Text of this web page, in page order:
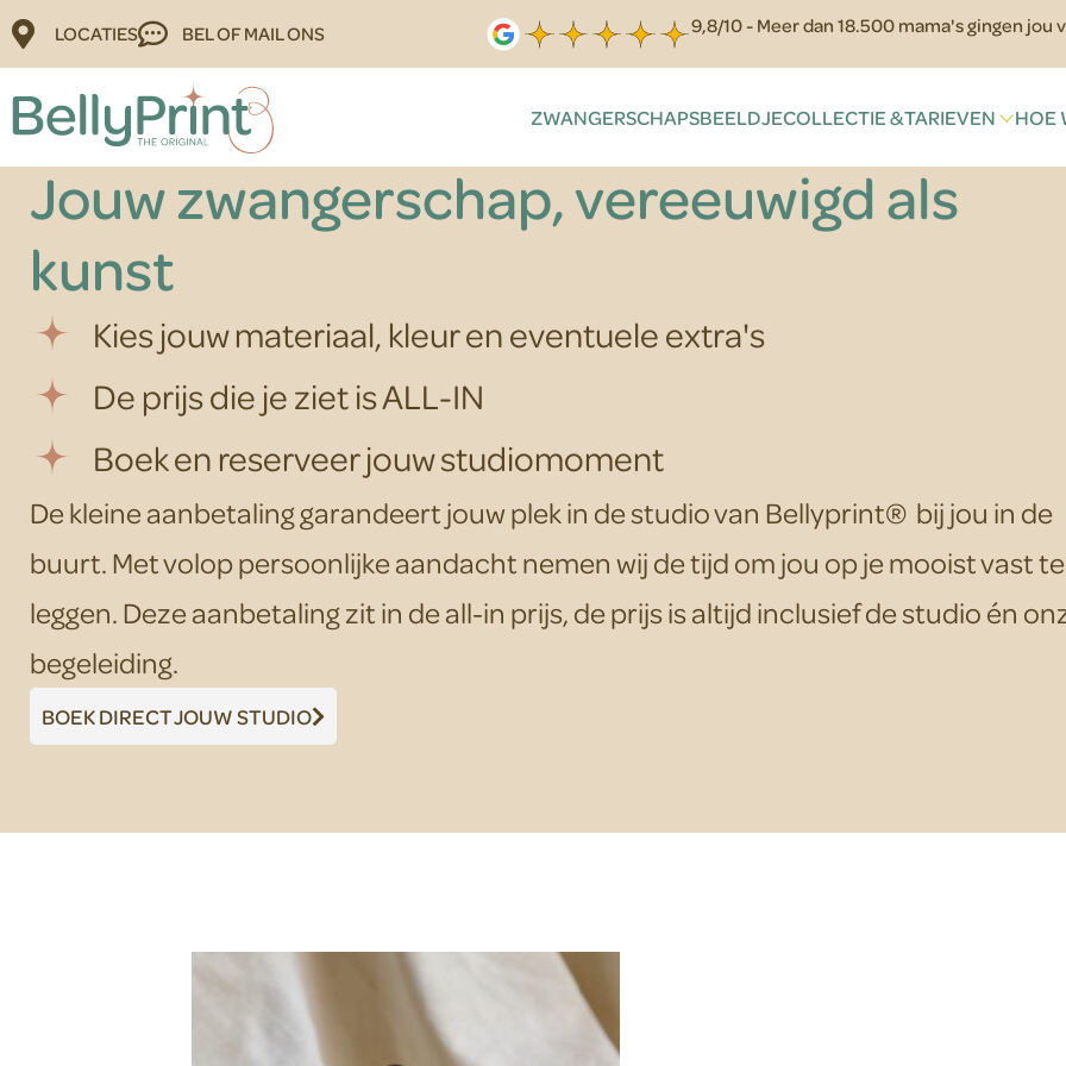
LOCATIES BEL OF MAIL ONS 9,8/10 - Meer dan 18.500 mama's gingen jou
ZWANGERSCHAPSBEELDJECOLLECTIE & TARIEVEN HOE
Diamond Belly Antique Blue Green
Jouw zwangerschap, vereeuwigd als
kunst
Kies jouw materiaal, kleur en eventuele extra's
De prijs die je ziet is ALL-IN
Boek en reserveer jouw studiomoment
De kleine aanbetaling garandeert jouw plek in de studio van Bellyprint® bij jou in de
buurt. Met volop persoonlijke aandacht nemen wij de tijd om jou op je mooist vast te
leggen. Deze aanbetaling zit in de all-in prijs, de prijs is altijd inclusief de studio én
begeleiding.
BOEK DIRECT JOUW STUDIO